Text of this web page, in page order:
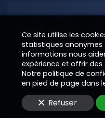
Nom
Téléphone
E-Mail
Ce site utilise les
statistiques anonymes
informations nous
expérience et offrir
Notre politique de
en pied de page dans
Refuser